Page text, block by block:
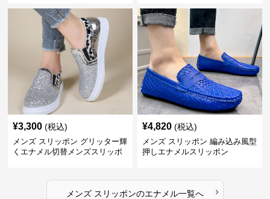
¥3,300 (税込)
メンズ スリッポン グリッター輝
くエナメル切替メンズスリッポ
¥4,820 (税込)
メンズ スリッポン 編み込み風型
押しエナメルスリッポン
メンズ スリッポンのエナメル一覧へ ›